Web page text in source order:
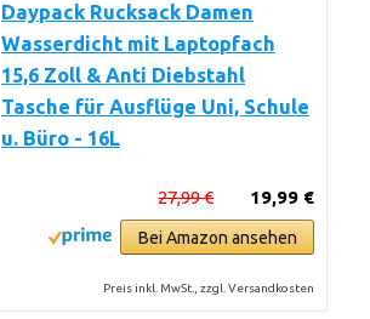
Daypack Rucksack Damen
Wasserdicht mit Laptopfach
15,6 Zoll & Anti Diebstahl
Tasche für Ausflüge Uni, Schule
u. Büro - 16L
19,99 €
27,99 €
Bei Amazon ansehen
Preis inkl. MwSt., zzgl. Versandkosten